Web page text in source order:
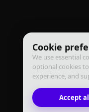
Cookie
We use essential
optional cookies
experience, and
Accept